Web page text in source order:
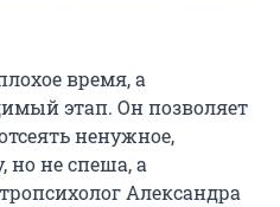
время, а
этап. Он позволяет
ненужное,
но не спеша, а
Александра